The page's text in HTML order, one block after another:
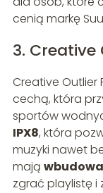
cenią markę
3. Creative
Creative Outlier
cechą, która
sportów
IPX8, która
muzyki nawet
mają
zgrać playlistę